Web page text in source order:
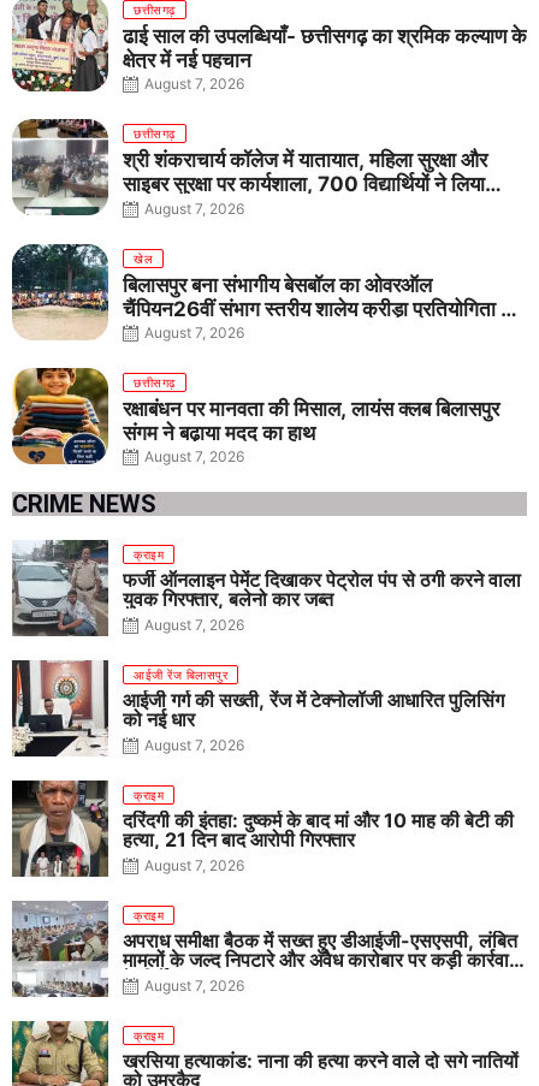
छत्तीसगढ़
ढाई साल की उपलब्धियाँ- छत्तीसगढ़ का श्रमिक कल्याण के
क्षेत्र में नई पहचान
August 7, 2026
छत्तीसगढ़
श्री शंकराचार्य कॉलेज में यातायात, महिला सुरक्षा और
साइबर सुरक्षा पर कार्यशाला, 700 विद्यार्थियों ने लिया
जागरूकता का संकल्प
August 7, 2026
खेल
बिलासपुर बना संभागीय बेसबॉल का ओवरऑल
चैंपियन26वीं संभाग स्तरीय शालेय क्रीड़ा प्रतियोगिता में
तीनों आयु वर्गों में शानदार प्रदर्शन
August 7, 2026
छत्तीसगढ़
रक्षाबंधन पर मानवता की मिसाल, लायंस क्लब बिलासपुर
संगम ने बढ़ाया मदद का हाथ
August 7, 2026
CRIME NEWS
क्राइम
फर्जी ऑनलाइन पेमेंट दिखाकर पेट्रोल पंप से ठगी करने वाला
युवक गिरफ्तार, बलेनो कार जब्त
August 7, 2026
आईजी रेंज बिलासपुर
आईजी गर्ग की सख्ती, रेंज में टेक्नोलॉजी आधारित पुलिसिंग
को नई धार
August 7, 2026
क्राइम
दरिंदगी की इंतहा: दुष्कर्म के बाद मां और 10 माह की बेटी की
हत्या, 21 दिन बाद आरोपी गिरफ्तार
August 7, 2026
क्राइम
अपराध समीक्षा बैठक में सख्त हुए डीआईजी-एसएसपी, लंबित
मामलों के जल्द निपटारे और अवैध कारोबार पर कड़ी कार्रवाई
के निर्देश
August 7, 2026
क्राइम
खरसिया हत्याकांड: नाना की हत्या करने वाले दो सगे नातियों
को उम्रकैद